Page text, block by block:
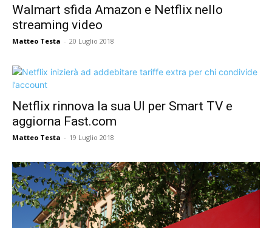
Walmart sfida Amazon e Netflix nello
streaming video
Matteo Testa - 20 Luglio 2018
Netflix rinnova la sua UI per Smart TV e
aggiorna Fast.com
Matteo Testa - 19 Luglio 2018